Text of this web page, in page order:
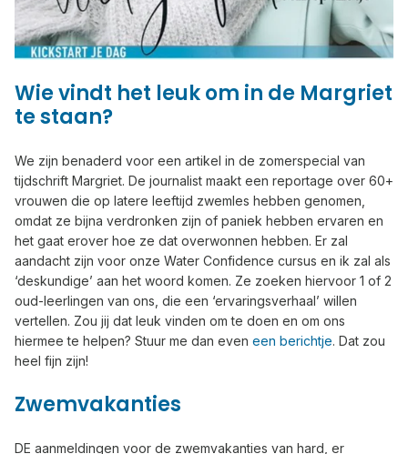
Wie vindt het leuk om in de Margriet
te staan?
We zijn benaderd voor een artikel in de zomerspecial van
tijdschrift Margriet. De journalist maakt een reportage over 60+
vrouwen die op latere leeftijd zwemles hebben genomen,
omdat ze bijna verdronken zijn of paniek hebben ervaren en
het gaat erover hoe ze dat overwonnen hebben. Er zal
aandacht zijn voor onze Water Confidence cursus en ik zal als
‘deskundige’ aan het woord komen. Ze zoeken hiervoor 1 of 2
oud-leerlingen van ons, die een ‘ervaringsverhaal’ willen
vertellen. Zou jij dat leuk vinden om te doen en om ons
hiermee te helpen? Stuur me dan even een berichtje. Dat zou
heel fijn zijn!
Zwemvakanties
DE aanmeldingen voor de zwemvakanties van hard, er